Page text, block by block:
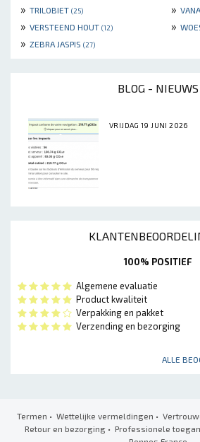
» TRILOBIET (25) »
» VERSTEEND HOUT (12) »
» ZEBRA JASPIS (27)
BLOG - NIEUWS
VRIJDAG 19 JUNI 2026
100% POSITIEF
Algemene evaluatie
Product kwaliteit
Verpakking en pakket
Verzending en bezorging
ALLE
Termen • Wettelijke vermeldingen •
Retour en bezorging• Professionele